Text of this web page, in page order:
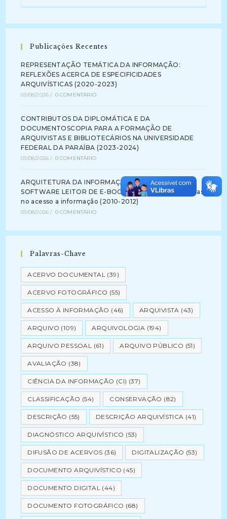
Publicações Recentes
REPRESENTAÇÃO TEMÁTICA DA INFORMAÇÃO:
REFLEXÕES ACERCA DE ESPECIFICIDADES
ARQUIVÍSTICAS (2020-2023)
03/08/2026 / 0 COMENTÁRIO
CONTRIBUTOS DA DIPLOMÁTICA E DA
DOCUMENTOSCOPIA PARA A FORMAÇÃO DE
ARQUIVISTAS E BIBLIOTECÁRIOS NA UNIVERSIDADE
FEDERAL DA PARAÍBA (2023-2024)
03/08/2026 / 0 COMENTÁRIO
ARQUITETURA DA INFORMAÇÃO NA INTERFACE DE
SOFTWARE LEITOR DE E-BOOK: identificando barreiras
no acesso a informação (2010-2012)
03/08/2026 / 0 COMENTÁRIO
Palavras-Chave
ACERVO DOCUMENTAL (39)
ACERVO FOTOGRÁFICO (55)
ACESSO À INFORMAÇÃO (46) ARQUIVISTA (43)
ARQUIVO (109) ARQUIVOLOGIA (194)
ARQUIVO PESSOAL (61) ARQUIVO PÚBLICO (51)
AVALIAÇÃO (38)
CIÊNCIA DA INFORMAÇÃO (CI) (37)
CLASSIFICAÇÃO (54) CONSERVAÇÃO (82)
DESCRIÇÃO (55) DESCRIÇÃO ARQUIVÍSTICA (41)
DIAGNÓSTICO ARQUIVÍSTICO (53)
DIFUSÃO DE ACERVOS (36) DIGITALIZAÇÃO (53)
DOCUMENTO ARQUIVÍSTICO (45)
DOCUMENTO DIGITAL (44)
DOCUMENTO FOTOGRÁFICO (68)